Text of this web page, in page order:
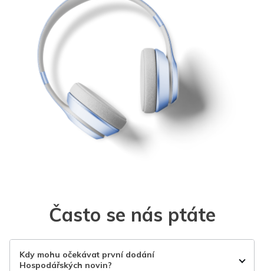
Často se nás ptáte
Kdy mohu očekávat první dodání
Hospodářských novin?